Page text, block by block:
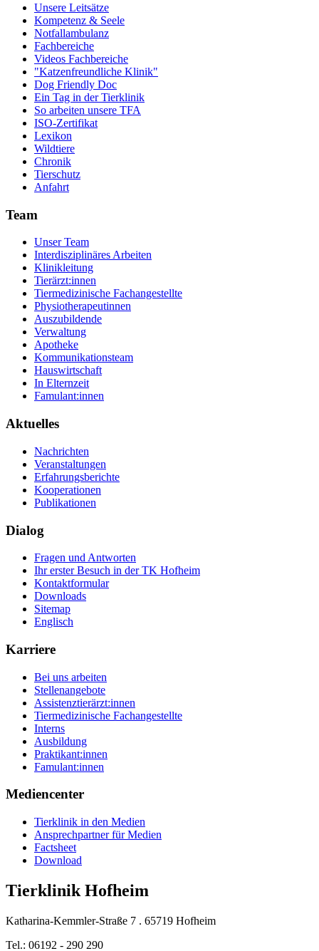
Unsere Leitsätze
Kompetenz & Seele
Notfallambulanz
Fachbereiche
Videos Fachbereiche
"Katzenfreundliche Klinik"
Dog Friendly Doc
Ein Tag in der Tierklinik
So arbeiten unsere TFA
ISO-Zertifikat
Lexikon
Wildtiere
Chronik
Tierschutz
Anfahrt
Team
Unser Team
Interdisziplinäres Arbeiten
Klinikleitung
Tierärzt:innen
Tiermedizinische Fachangestellte
Physiotherapeutinnen
Auszubildende
Verwaltung
Apotheke
Kommunikationsteam
Hauswirtschaft
In Elternzeit
Famulant:innen
Aktuelles
Nachrichten
Veranstaltungen
Erfahrungsberichte
Kooperationen
Publikationen
Dialog
Fragen und Antworten
Ihr erster Besuch in der TK Hofheim
Kontaktformular
Downloads
Sitemap
Englisch
Karriere
Bei uns arbeiten
Stellenangebote
Assistenztierärzt:innen
Tiermedizinische Fachangestellte
Interns
Ausbildung
Praktikant:innen
Famulant:innen
Mediencenter
Tierklinik in den Medien
Ansprechpartner für Medien
Factsheet
Download
Tierklinik Hofheim
Katharina-Kemmler-Straße 7 . 65719 Hofheim
Tel.: 06192 - 290 290